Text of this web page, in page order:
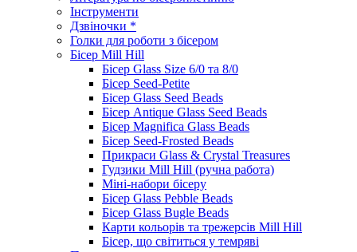
Інструменти
Дзвіночки *
Голки для роботи з бісером
Бісер Mill Hill
Бісер Glass Size 6/0 та 8/0
Бісер Seed-Petite
Бісер Glass Seed Beads
Бісер Antique Glass Seed Beads
Бісер Magnifica Glass Beads
Бісер Seed-Frosted Beads
Прикраси Glass & Crystal Treasures
Гудзики Mill Hill (ручна работа)
Міні-набори бісеру
Бісер Glass Pebble Beads
Бісер Glass Bugle Beads
Карти кольорів та трежерсів Mill Hill
Бісер, що світиться у темряві